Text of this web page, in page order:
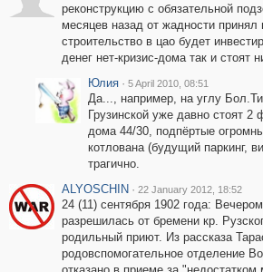
реконструкцию с обязательной
месяцев назад от жадности принял
строительство в цао будет
денег нет-кризис-дома так и стоят
Юлия · 5 April 2010, 08:51
Да..., например, на углу
Грузинской уже давно стоят 2
дома 44/30, подпёртые
котлована (будущий паркинг,
трагично.
ALYOSCHIN · 22 January 2012, 18:52
24 (11) сентября 1902 года:
разрешилась от бремени кр.
родильный приют. Из рассказа
родовспомогательное отделение